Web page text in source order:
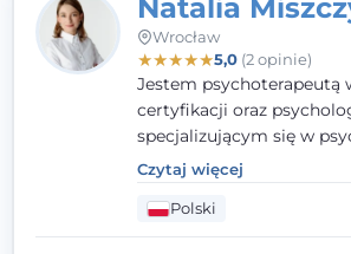
Natalia
Wrocław
★★★★★5,0(2 opinie)
Jestem psychoterapeutą
certyfikacji oraz
specjalizującym się w
klinicznej. Ukończyłam
podyplomowe z
Psychologicznej.
działalności Polskiego
Czytaj więcej
Polski